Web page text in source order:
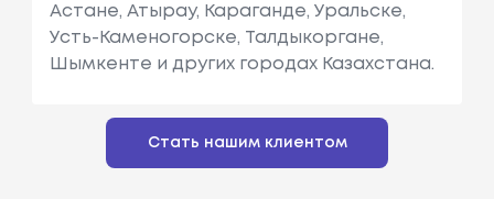
Астане, Атырау, Караганде, Уральске,
Усть-Каменогорске, Талдыкоргане,
Шымкенте и других городах Казахстана.
Стать нашим клиентом